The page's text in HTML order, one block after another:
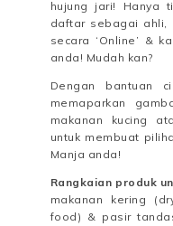
hujung jari! Hanya
daftar sebagai ahli,
secara ‘Online’ &
anda! Mudah kan?
Dengan bantuan
memaparkan
makanan kucing
untuk membuat
Manja anda!
Rangkaian produk
makanan kering
food) & pasir